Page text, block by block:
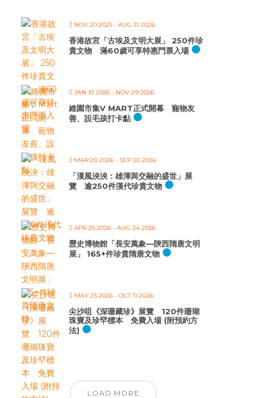
NOV 20 2025 - AUG 31 2026
香港故宮「古埃及文明大展」 250件珍
貴文物 滿60歲可享特惠門票入場
JAN 10 2026 - NOV 29 2026
維園市集V MART正式開幕 寵物友
善、設毛孩打卡點
MAR 20 2026 - SEP 20 2026
「漢風泱泱：雄渾與交融的盛世」展
覽 逾250件漢代珍貴文物
APR 25 2026 - AUG 24 2026
歷史博物館「長安萬象—陝西隋唐文明
展」 165+件珍貴隋唐文物
MAY 23 2026 - OCT 11 2026
尖沙咀《深珊藏珍》展覽 120件珊瑚
珠寶及珍罕標本 免費入場 (附預約方
法)
LOAD MORE